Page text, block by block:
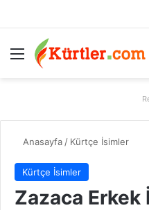
Menü
Anasayfa / Kürtçe İsimler
Kürtçe İsimler
Zazaca